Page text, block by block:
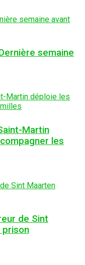
semaine
Martin
les
de Sint
prison